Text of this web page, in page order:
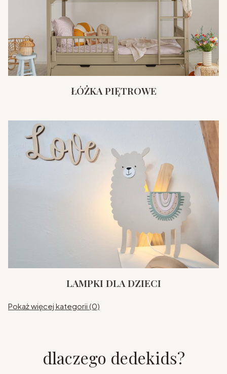
ŁÓŻKA PIĘTROWE
LAMPKI DLA DZIECI
Pokaż więcej kategorii (0)
dlaczego dedekids?